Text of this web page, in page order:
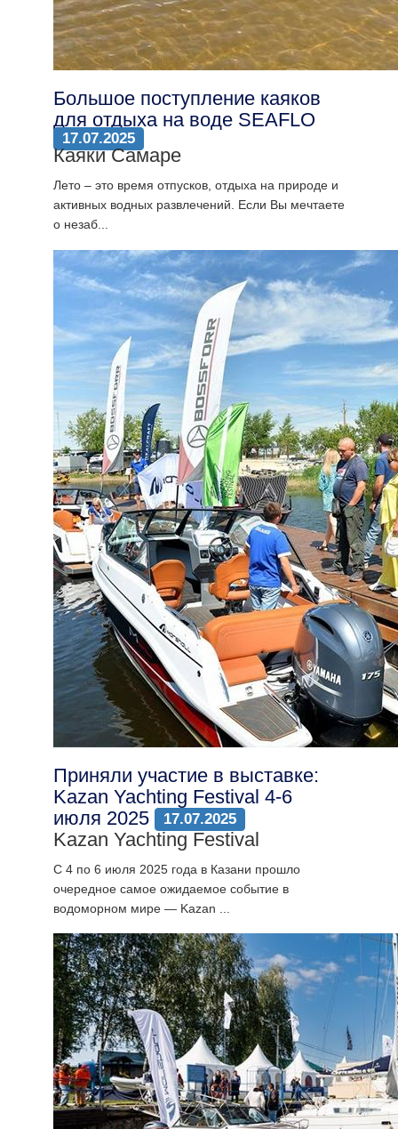
Большое поступление каяков
для отдыха на воде SEAFLO
17.07.2025
Каяки Самаре
Лето – это время отпусков, отдыха на природе и
активных водных развлечений. Если Вы мечтаете
о незаб...
Приняли участие в выставке:
Kazan Yachting Festival 4-6
июля 2025
17.07.2025
Kazan Yachting Festival
С 4 по 6 июля 2025 года в Казани прошло
очередное самое ожидаемое событие в
водоморном мире — Kazan ...